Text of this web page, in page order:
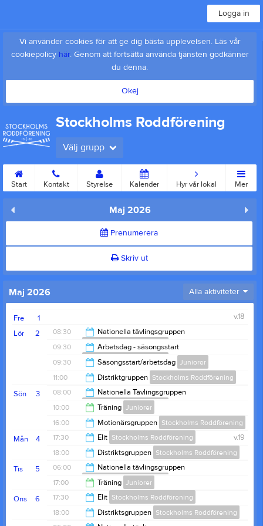
Logga in
Vi använder cookies för att ge dig bästa upplevelsen. Läs vår
cookiepolicy här. Genom att fortsätta använda tjänsten godkänner
du denna.
Okej
Stockholms Roddförening
Välj grupp
Start Kontakt Styrelse Kalender Hyr vår lokal Mer
Maj 2026
Prenumerera
Skriv ut
Maj 2026 Alla aktiviteter
1
Fre
v.18
2
Lör 08:30
Nationella tävlingsgruppen
Stockholms Roddförening
11:00
09:30
Arbetsdag - säsongsstart
Stockholms Roddförening
15:00
09:30 Säsongsstart/arbetsdag Juniorer
12:30
11:00 Distriktgruppen Stockholms Roddförening
13:00
3
Sön 08:00
Nationella Tävlingsgruppen
Stockholms Roddförening
10:00
10:00 Träning Juniorer
12:00
16:00 Motionärsgruppen Stockholms Roddförening
18:00
4
Mån v.19
17:30 Elit Stockholms Roddförening
20:00
18:00 Distriktsgruppen Stockholms Roddförening
20:00
5
Tis 06:00
Nationella tävlingsgruppen
Stockholms Roddförening
08:00
17:00 Träning Juniorer
19:00
6
Ons 17:30 Elit Stockholms Roddförening
18:00 Distriktsgruppen Stockholms Roddförening